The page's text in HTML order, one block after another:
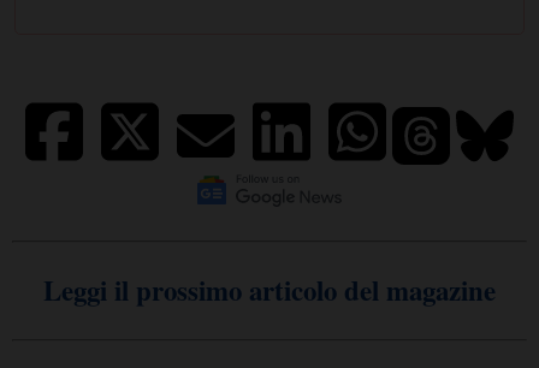
Leggi il prossimo articolo del magazine